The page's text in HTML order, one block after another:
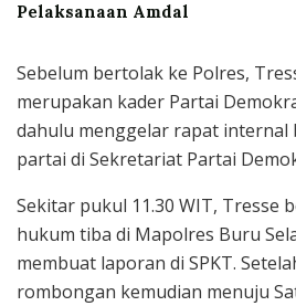
Pelaksanaan Amdal
Sebelum bertolak ke Polres,
merupakan kader Partai
dahulu menggelar rapat internal
partai di Sekretariat Partai
Sekitar pukul 11.30 WIT, Tresse
hukum tiba di Mapolres Buru
membuat laporan di SPKT.
rombongan kemudian menuju